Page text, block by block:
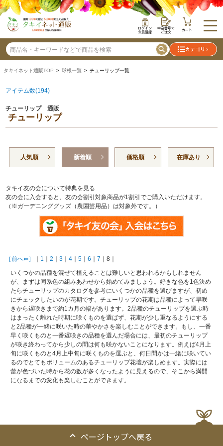
ログイン
会員登録
申込番号で
ご注文 カート
カテゴリ
タキイネット通販TOP > 球根一覧 > チューリップ一覧
アイテム数(194)
チューリップ 通販
チューリップ
人気順 新着順 価格順 在庫あり
タキイ友の会について特典を見る
友の会に入会すると、友の会割引対象商品が1割引でご購入いただけます。
（※ガーデニンググッズ（農園芸用品）は対象外です。）
［前へ⇐］ ｜ 1 ｜2 ｜3 ｜4 ｜5 ｜6 ｜7 ｜8｜
いくつかの品種を混ぜて植えることは難しいと思われるかもしれません
が、まずは同系色の組みあわせから始めてみましょう。好きな色を1色決め
たらチューリップのカタログを参考にいくつかの品種を選びますが、初め
にチェックしたいのが花期です。チューリップの花期は品種によって早咲
きから遅咲きまで約1カ月の幅があります。2品種のチューリップを選ぶ時
はまったく離れた時期に咲くものを選ばず、花期が少し重なるようにする
と2品種が一緒に咲いた時の華やかさを楽しむことができます。もし、一番
早く咲くものと一番遅咲きの品種を選んだ場合には、最初のチューリップ
が咲き終わってから少しの間は何も咲かないことになります。例えば4月上
旬に咲くものと4月上中旬に咲くものを選ぶと、何日間かは一緒に咲いてい
るのでとてもボリュームのあるチューリップ花壇が楽しめます。実際には
蕾が色づいた時から花の数が多くなったように見えるので、そこから満開
になるまでの変化も楽しむことができます。
ページトップへ戻る